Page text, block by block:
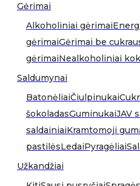
Gėrimai
Alkoholiniai gėrimai
gėrimaiGėrimai be
gėrimaiNealkoholiniai
Saldumynai
BatonėliaiČiulpinukai
šokoladasGuminukaiJAV
saldainiaiKramtomoji
pastilėsLedaiPyragėliai
Užkandžiai